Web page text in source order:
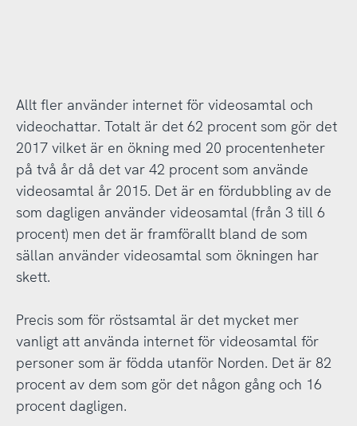
Allt fler använder internet för videosamtal och
videochattar. Totalt är det 62 procent som gör det
2017 vilket är en ökning med 20 procentenheter
på två år då det var 42 procent som använde
videosamtal år 2015. Det är en fördubbling av de
som dagligen använder videosamtal (från 3 till 6
procent) men det är framförallt bland de som
sällan använder videosamtal som ökningen har
skett.
Precis som för röstsamtal är det mycket mer
vanligt att använda internet för videosamtal för
personer som är födda utanför Norden. Det är 82
procent av dem som gör det någon gång och 16
procent dagligen.